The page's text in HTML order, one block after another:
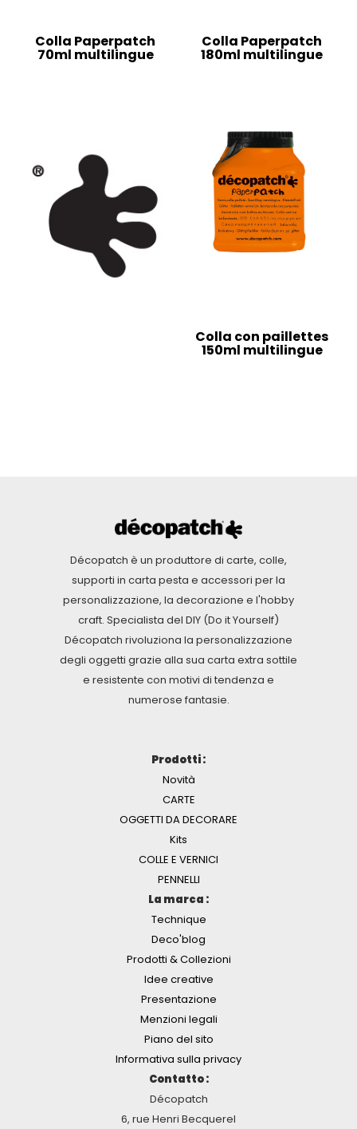
Colla Paperpatch
70ml multilingue
Colla Paperpatch
180ml multilingue
Colla con paillettes
150ml multilingue
Décopatch è un produttore di carte, colle,
supporti in carta pesta e accessori per la
personalizzazione, la decorazione e l'hobby
craft. Specialista del DIY (Do it Yourself)
Décopatch rivoluziona la personalizzazione
degli oggetti grazie alla sua carta extra sottile
e resistente con motivi di tendenza e
numerose fantasie.
Prodotti :
Novità
CARTE
OGGETTI DA DECORARE
Kits
COLLE E VERNICI
PENNELLI
La marca :
Technique
Deco'blog
Prodotti & Collezioni
Idee creative
Presentazione
Menzioni legali
Piano del sito
Informativa sulla privacy
Contatto :
Décopatch
6, rue Henri Becquerel